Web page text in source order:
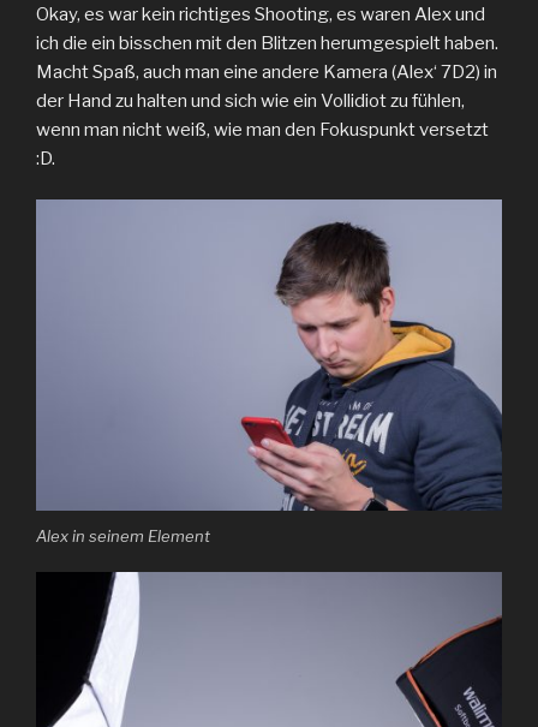
Okay, es war kein richtiges Shooting, es waren Alex und
ich die ein bisschen mit den Blitzen herumgespielt haben.
Macht Spaß, auch man eine andere Kamera (Alex‘ 7D2) in
der Hand zu halten und sich wie ein Vollidiot zu fühlen,
wenn man nicht weiß, wie man den Fokuspunkt versetzt
:D.
Alex in seinem Element